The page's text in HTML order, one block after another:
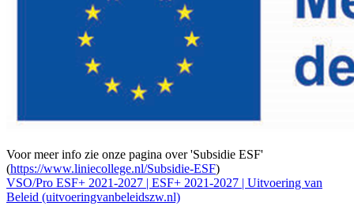
Voor meer info zie onze pagina over 'Subsidie ESF'
(https://www.liniecollege.nl/Subsidie-ESF)
VSO/Pro ESF+ 2021-2027 | ESF+ 2021-2027 | Uitvoering van
Beleid (uitvoeringvanbeleidszw.nl)